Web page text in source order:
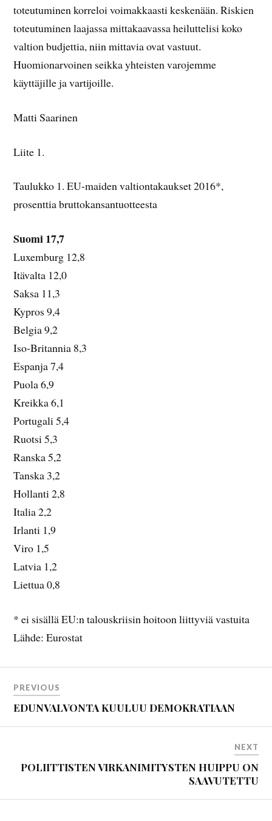
toteutuminen korreloi voimakkaasti keskenään. Riskien
toteutuminen laajassa mittakaavassa heiluttelisi koko
valtion budjettia, niin mittavia ovat vastuut.
Huomionarvoinen seikka yhteisten varojemme
käyttäjille ja vartijoille.
Matti Saarinen
Liite 1.
Taulukko 1. EU-maiden valtiontakaukset 2016*,
prosenttia bruttokansantuotteesta
Suomi 17,7
Luxemburg 12,8
Itävalta 12,0
Saksa 11,3
Kypros 9,4
Belgia 9,2
Iso-Britannia 8,3
Espanja 7,4
Puola 6,9
Kreikka 6,1
Portugali 5,4
Ruotsi 5,3
Ranska 5,2
Tanska 3,2
Hollanti 2,8
Italia 2,2
Irlanti 1,9
Viro 1,5
Latvia 1,2
Liettua 0,8
* ei sisällä EU:n talouskriisin hoitoon liittyviä vastuita
Lähde: Eurostat
PREVIOUS
EDUNVALVONTA KUULUU DEMOKRATIAAN
NEXT
POLIITTISTEN VIRKANIMITYSTEN HUIPPU ON
SAAVUTETTU